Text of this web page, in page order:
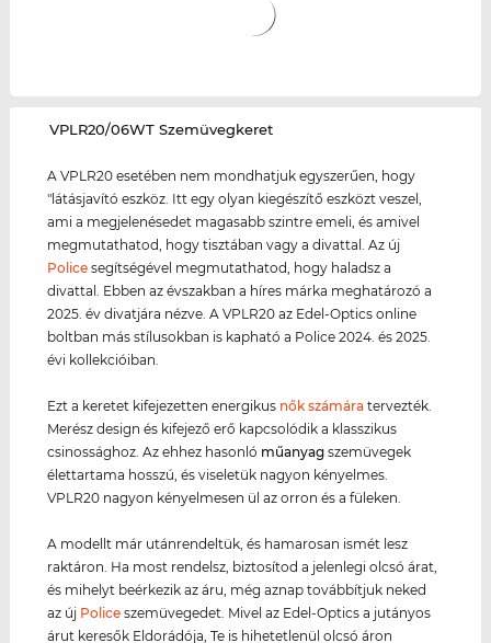
‌VPLR20/06WT Szemüvegkeret
A VPLR20 esetében nem mondhatjuk egyszerűen, hogy
"látásjavító eszköz. Itt egy olyan kiegészítő eszközt veszel,
ami a megjelenésedet magasabb szintre emeli, és amivel
megmutathatod, hogy tisztában vagy a divattal. Az új
Police segítségével megmutathatod, hogy haladsz a
divattal. Ebben az évszakban a híres márka meghatározó a
2025. év divatjára nézve. A VPLR20 az Edel-Optics online
boltban más stílusokban is kapható a Police 2024. és 2025.
évi kollekcióiban.
Ezt a keretet kifejezetten energikus nők számára tervezték.
Merész design és kifejező erő kapcsolódik a klasszikus
csinossághoz. Az ehhez hasonló műanyag szemüvegek
élettartama hosszú, és viseletük nagyon kényelmes.
VPLR20 nagyon kényelmesen ül az orron és a füleken.
A modellt már utánrendeltük, és hamarosan ismét lesz
raktáron. Ha most rendelsz, biztosítod a jelenlegi olcsó árat,
és mihelyt beérkezik az áru, még aznap továbbítjuk neked
az új Police szemüvegedet. Mivel az Edel-Optics a jutányos
árut keresők Eldorádója, Te is hihetetlenül olcsó áron